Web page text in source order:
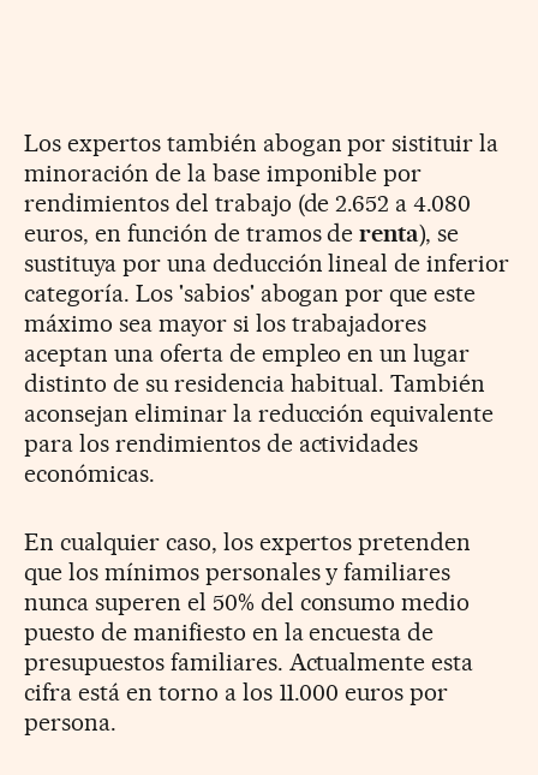
Los expertos también abogan por sistituir la
minoración de la base imponible por
rendimientos del trabajo (de 2.652 a 4.080
euros, en función de tramos derenta), se
sustituya por una deducción lineal de inferior
categoría. Los 'sabios' abogan por que este
máximo sea mayor si los trabajadores
aceptan una oferta de empleo en un lugar
distinto de su residencia habitual. También
aconsejan eliminar la reducción equivalente
para los rendimientos de actividades
económicas.
En cualquier caso, los expertos pretenden
que los mínimos personales y familiares
nunca superen el 50% del consumo medio
puesto de manifiesto en la encuesta de
presupuestos familiares. Actualmente esta
cifra está en torno a los 11.000 euros por
persona.